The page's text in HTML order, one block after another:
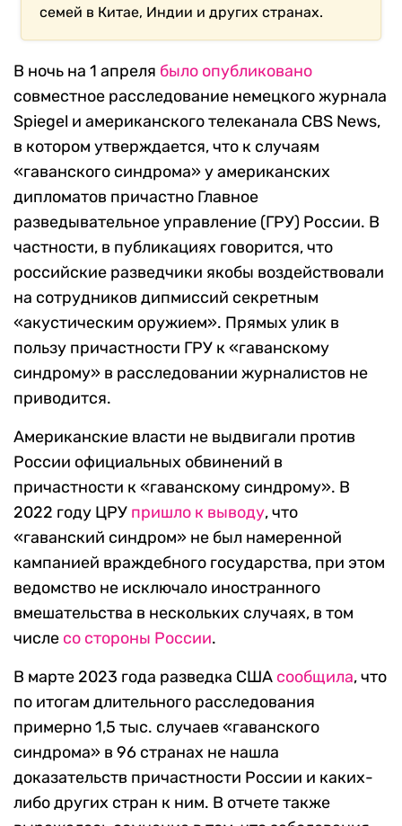
семей в Китае, Индии и других странах.
В ночь на 1 апреля было опубликовано
совместное расследование немецкого журнала
Spiegel и американского телеканала CBS News,
в котором утверждается, что к случаям
«гаванского синдрома» у американских
дипломатов причастно Главное
разведывательное управление (ГРУ) России. В
частности, в публикациях говорится, что
российские разведчики якобы воздействовали
на сотрудников дипмиссий секретным
«акустическим оружием». Прямых улик в
пользу причастности ГРУ к «гаванскому
синдрому» в расследовании журналистов не
приводится.
Американские власти не выдвигали против
России официальных обвинений в
причастности к «гаванскому синдрому». В
2022 году ЦРУ пришло к выводу, что
«гаванский синдром» не был намеренной
кампанией враждебного государства, при этом
ведомство не исключало иностранного
вмешательства в нескольких случаях, в том
числе со стороны России.
В марте 2023 года разведка США сообщила, что
по итогам длительного расследования
примерно 1,5 тыс. случаев «гаванского
синдрома» в 96 странах не нашла
доказательств причастности России и каких-
либо других стран к ним. В отчете также